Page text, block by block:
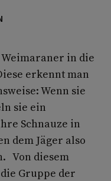
in die
erkennt man
Wenn sie
sie ein
Schnauze in
dem Jäger also
Von diesem
Gruppe der